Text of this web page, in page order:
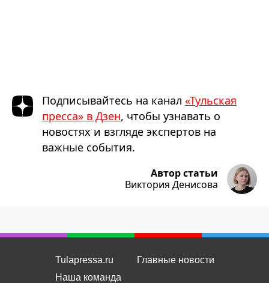
Подписывайтесь на канал «Тульская
пресса» в Дзен, чтобы узнавать о
новостях и взгляде экспертов на
важные события.
Автор статьи
Виктория Денисова
Tulapressa.ru
Наша команда
Главные новости